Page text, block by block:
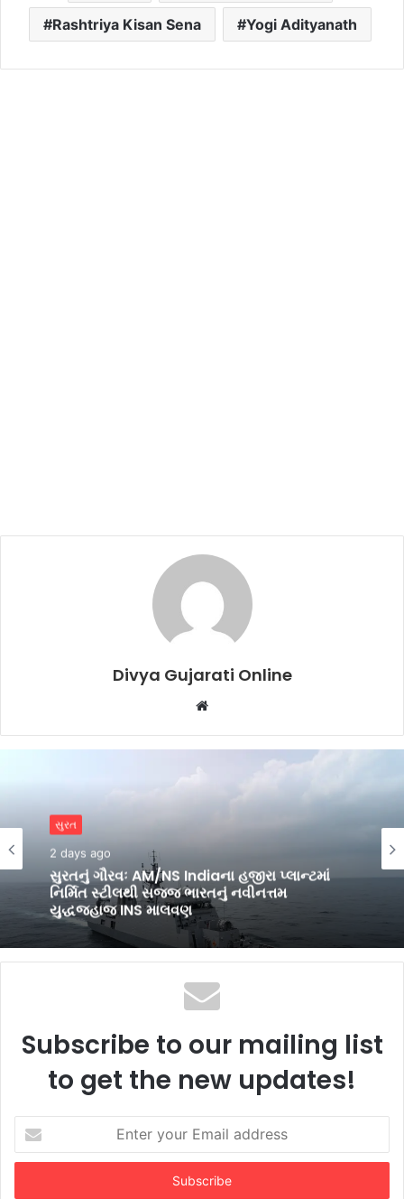
Rashtriya Kisan Sena Yogi Adityanath
Divya Gujarati Online
Website
સુરત
2 days ago
સુરતનું ગૌરવઃ AM/NS Indiaના હજીરા પ્લાન્ટમાં
નિર્મિત સ્ટીલથી સજ્જ ભારતનું નવીનત્તમ
યુદ્ધજહાજ INS માલવણ
Subscribe to our mailing list
to get the new updates!
your
Email